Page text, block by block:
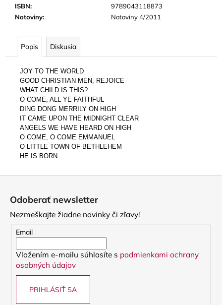
ISBN:
9789043118873
Notoviny: Notoviny 4/2011
Popis Diskusia
JOY TO THE WORLD
GOOD CHRISTIAN MEN, REJOICE
WHAT CHILD IS THIS?
O COME, ALL YE FAITHFUL
DING DONG MERRILY ON HIGH
IT CAME UPON THE MIDNIGHT CLEAR
ANGELS WE HAVE HEARD ON HIGH
O COME, O COME EMMANUEL
O LITTLE TOWN OF BETHLEHEM
HE IS BORN
Odoberať newsletter
Nezmeškajte žiadne novinky či zľavy!
Email
Vložením e-mailu súhlasíte s podmienkami ochrany
osobných údajov
PRIHLÁSIŤ SA